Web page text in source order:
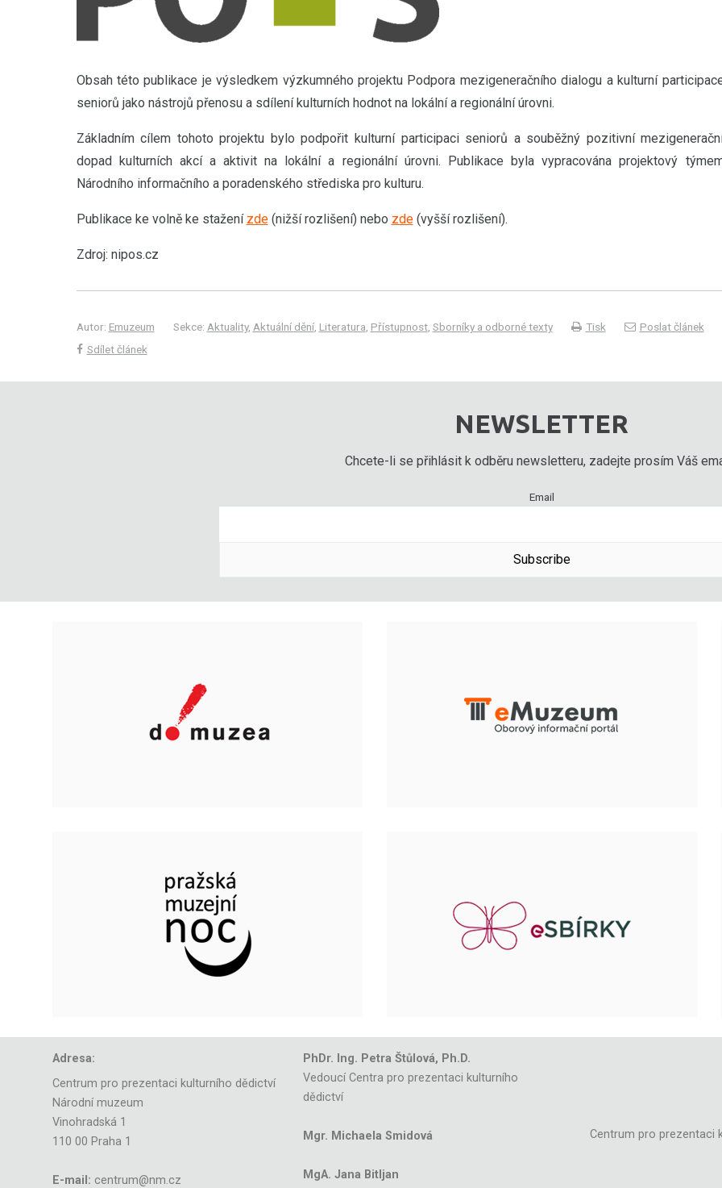
Obsah této publikace je výsledkem výzkumného projektu Podpora mezigeneračního dialogu a kulturní
seniorů jako nástrojů přenosu a sdílení kulturních hodnot na lokální a regionální úrovni.
Základním cílem tohoto projektu bylo podpořit kulturní participaci seniorů a souběžný pozitivní
dopad kulturních akcí a aktivit na lokální a regionální úrovni. Publikace byla vypracována projektový
Národního informačního a poradenského střediska pro kulturu.
Publikace ke volně ke stažení zde(nižší rozlišení) nebo zde(vyšší rozlišení).
Zdroj: nipos.cz
Autor: Emuzeum Sekce: Aktuality, Aktuální dění, Literatura Přístupnost, Sborníky a odborné texty Tisk
Poslat článek
Sdílet článek
NEWSLETTER
Chcete-li se přihlásit k odběru newsletteru, zadejte prosím Váš
Email
Subscribe
Adresa:
Centrum pro prezentaci kulturního dědictví
Národní muzeum
Vinohradská 1
110 00 Praha 1
E-mail: centrum@nm.cz
PhDr. Ing. Petra Štůlová, Ph.D.
Vedoucí Centra pro prezentaci kulturního
dědictví
Mgr. Michaela Smidová
MgA. Jana Bitljan
Centrum pro prezentaci